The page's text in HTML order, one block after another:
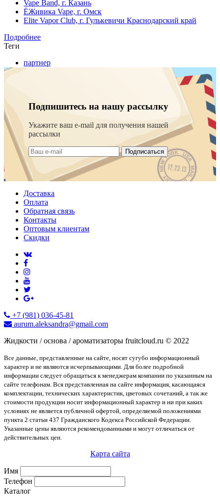
Vape Band, г. Казань
ЁЖивика Vape, г. Омск
Elite Vapor Club, г. Гулькевичи Краснодарский край
Подробнее
Теги
партнер
Подпишитесь на нашу рассылку
Укажите ваш e-mail для получения нашей
рассылки
Подписаться
Доставка
Оплата
Обратная связь
Контакты
Оптовым клиентам
Скидки
+7 (981) 036-45-81
aurum.aleksandra@gmail.com
Жидкости / основа / ароматизаторы fruitcloud.ru © 2022
Все данные, представленные на сайте, носят сугубо информационный
характер и не являются исчерпывающими. Для более подробной
информации следует обращаться к менеджерам компании по указанным на
сайте телефонам. Вся представленная на сайте информация, касающаяся
комплектации, технических характеристик, цветовых сочетаний, а так же
стоимости продукции носит информационный характер и ни при каких
условиях не является публичной офертой, определяемой положениями
пункта 2 статьи 437 Гражданского Кодекса Российской Федерации.
Указанные цены являются рекомендованными и могут отличаться от
действительных цен.
Карта сайта
Имя
Телефон
Каталог